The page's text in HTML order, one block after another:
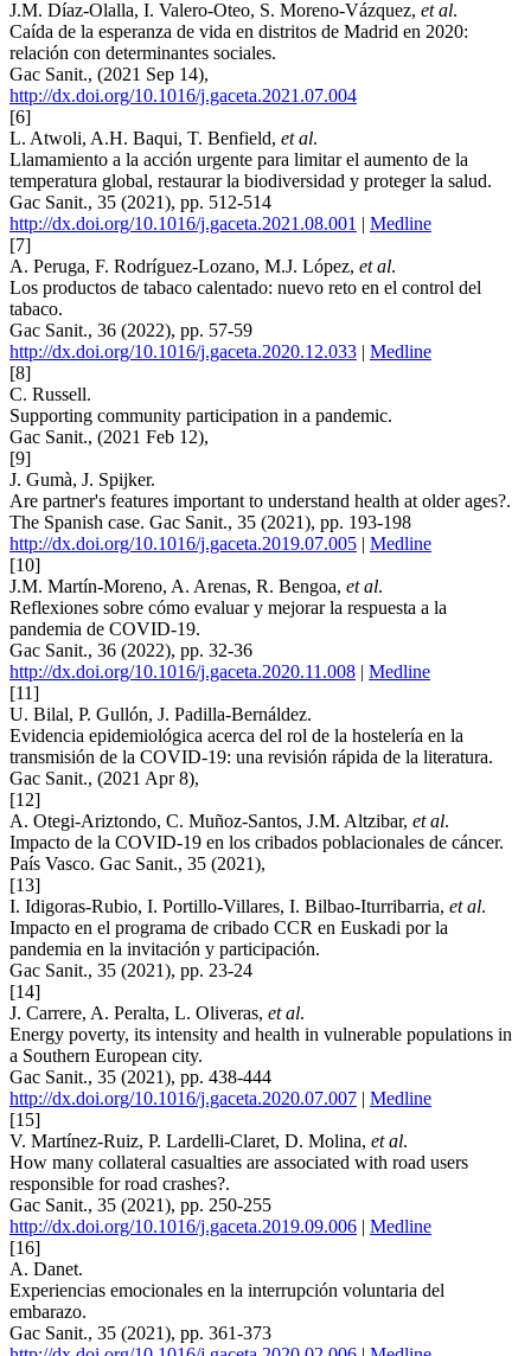
J.M. Díaz-Olalla, I. Valero-Oteo, S. Moreno-Vázquez, et al.
Caída de la esperanza de vida en distritos de Madrid en 2020:
relación con determinantes sociales.
Gac Sanit., (2021 Sep 14),
http://dx.doi.org/10.1016/j.gaceta.2021.07.004
[6]
L. Atwoli, A.H. Baqui, T. Benfield, et al.
Llamamiento a la acción urgente para limitar el aumento de la
temperatura global, restaurar la biodiversidad y proteger la salud.
Gac Sanit., 35 (2021), pp. 512-514
http://dx.doi.org/10.1016/j.gaceta.2021.08.001 | Medline
[7]
A. Peruga, F. Rodríguez-Lozano, M.J. López, et al.
Los productos de tabaco calentado: nuevo reto en el control del
tabaco.
Gac Sanit., 36 (2022), pp. 57-59
http://dx.doi.org/10.1016/j.gaceta.2020.12.033 | Medline
[8]
C. Russell.
Supporting community participation in a pandemic.
Gac Sanit., (2021 Feb 12),
[9]
J. Gumà, J. Spijker.
Are partner's features important to understand health at older ages?.
The Spanish case. Gac Sanit., 35 (2021), pp. 193-198
http://dx.doi.org/10.1016/j.gaceta.2019.07.005 | Medline
[10]
J.M. Martín-Moreno, A. Arenas, R. Bengoa, et al.
Reflexiones sobre cómo evaluar y mejorar la respuesta a la
pandemia de COVID-19.
Gac Sanit., 36 (2022), pp. 32-36
http://dx.doi.org/10.1016/j.gaceta.2020.11.008 | Medline
[11]
U. Bilal, P. Gullón, J. Padilla-Bernáldez.
Evidencia epidemiológica acerca del rol de la hostelería en la
transmisión de la COVID-19: una revisión rápida de la literatura.
Gac Sanit., (2021 Apr 8),
[12]
A. Otegi-Ariztondo, C. Muñoz-Santos, J.M. Altzibar, et al.
Impacto de la COVID-19 en los cribados poblacionales de cáncer.
País Vasco. Gac Sanit., 35 (2021),
[13]
I. Idigoras-Rubio, I. Portillo-Villares, I. Bilbao-Iturribarria, et al.
Impacto en el programa de cribado CCR en Euskadi por la
pandemia en la invitación y participación.
Gac Sanit., 35 (2021), pp. 23-24
[14]
J. Carrere, A. Peralta, L. Oliveras, et al.
Energy poverty, its intensity and health in vulnerable populations in
a Southern European city.
Gac Sanit., 35 (2021), pp. 438-444
http://dx.doi.org/10.1016/j.gaceta.2020.07.007 | Medline
[15]
V. Martínez-Ruiz, P. Lardelli-Claret, D. Molina, et al.
How many collateral casualties are associated with road users
responsible for road crashes?.
Gac Sanit., 35 (2021), pp. 250-255
http://dx.doi.org/10.1016/j.gaceta.2019.09.006 | Medline
[16]
A. Danet.
Experiencias emocionales en la interrupción voluntaria del
embarazo.
Gac Sanit., 35 (2021), pp. 361-373